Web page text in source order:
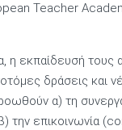
Teacher
η εκπαίδευσή τους
δράσεις και
α) τη
την επικοινωνία